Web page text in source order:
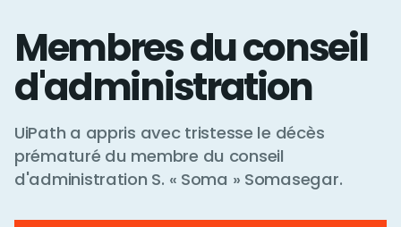
Membres du conseil
d'administration
UiPath a appris avec tristesse le décès
prématuré du membre du conseil
d'administration S. « Soma » Somasegar.